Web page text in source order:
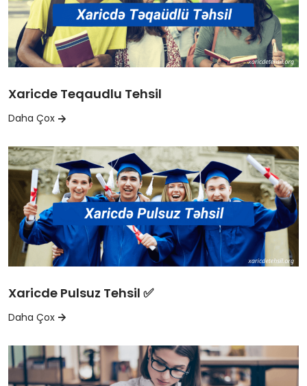
Xaricde Teqaudlu Tehsil
Daha Çox
Xaricde Pulsuz Tehsil ✅
Daha Çox